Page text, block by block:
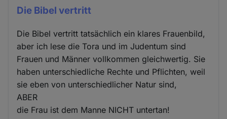
Die Bibel vertritt
Die Bibel vertritt tatsächlich ein klares Frauenbild,
aber ich lese die Tora und im Judentum sind
Frauen und Männer vollkommen gleichwertig. Sie
haben unterschiedliche Rechte und Pflichten, weil
sie eben von unterschiedlicher Natur sind,
ABER
die Frau ist dem Manne NICHT untertan!